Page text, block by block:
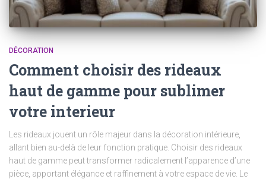
DÉCORATION
Comment choisir des rideaux
haut de gamme pour sublimer
votre interieur
Les rideaux jouent un rôle majeur dans la décoration intérieure,
allant bien au-delà de leur fonction pratique. Choisir des rideaux
haut de gamme peut transformer radicalement l’apparence d’une
pièce, apportant élégance et raffinement à votre espace de vie. Le